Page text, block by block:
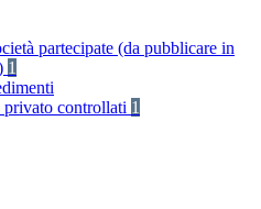
partecipate (da pubblicare in
1
controllati 1